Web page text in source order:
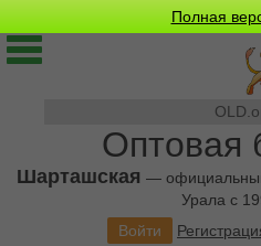
Полная
Оптовая
Шарташская —
Урала с
Войти